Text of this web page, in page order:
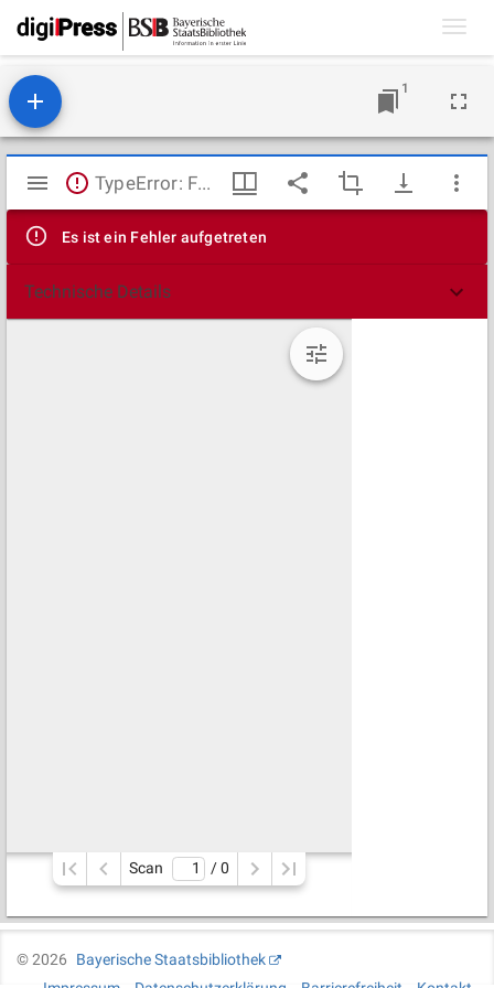
1
Mirador
Viewer
TypeError: Failed to fetch
Es ist ein Fehler aufgetreten
Technische Details
Scan / 0
©2026
Bayerische Staatsbibliothek